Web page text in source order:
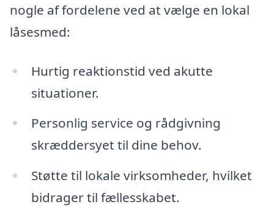
nogle af fordelene ved at vælge en lokal
låsesmed:
Hurtig reaktionstid ved akutte
situationer.
Personlig service og rådgivning
skræddersyet til dine behov.
Støtte til lokale virksomheder, hvilket
bidrager til fællesskabet.